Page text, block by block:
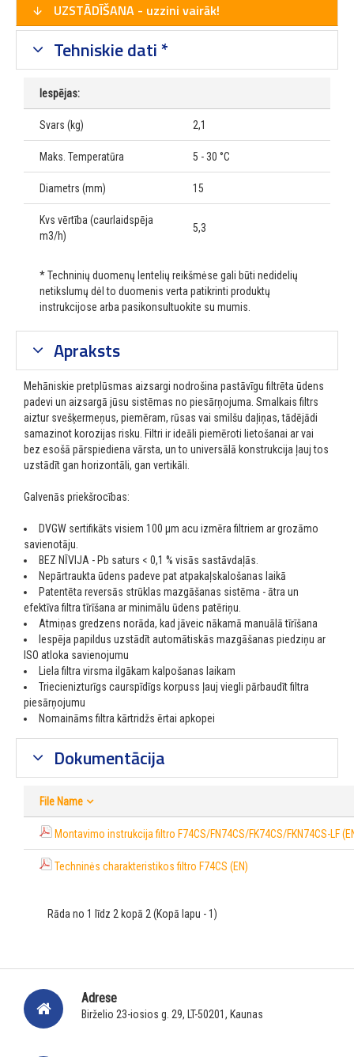
UZSTĀDĪŠANA - uzzini vairāk!
Tehniskie dati *
Iespējas:
Svars (kg) 2,1
Maks. Temperatūra 5 - 30 °C
Diametrs (mm) 15
Kvs vērtība (caurlaidspēja
m3/h)
5,3
* Techninių duomenų lentelių reikšmėse gali būti nedidelių
netikslumų dėl to duomenis verta patikrinti produktų
instrukcijose arba pasikonsultuokite su mumis.
Apraksts
Mehāniskie pretplūsmas aizsargi nodrošina pastāvīgu filtrēta ūdens
padevi un aizsargā jūsu sistēmas no piesārņojuma. Smalkais filtrs
aiztur svešķermeņus, piemēram, rūsas vai smilšu daļiņas, tādējādi
samazinot korozijas risku. Filtri ir ideāli piemēroti lietošanai ar vai
bez esošā pārspiediena vārsta, un to universālā konstrukcija ļauj tos
uzstādīt gan horizontāli, gan vertikāli.
Galvenās priekšrocības:
DVGW sertifikāts visiem 100 μm acu izmēra filtriem ar grozāmo
savienotāju.
BEZ NĪVIJA - Pb saturs < 0,1 % visās sastāvdaļās.
Nepārtraukta ūdens padeve pat atpakaļskalošanas laikā
Patentēta reversās strūklas mazgāšanas sistēma - ātra un
efektīva filtra tīrīšana ar minimālu ūdens patēriņu.
Atmiņas gredzens norāda, kad jāveic nākamā manuālā tīrīšana
Iespēja papildus uzstādīt automātiskās mazgāšanas piedziņu ar
ISO atloka savienojumu
Liela filtra virsma ilgākam kalpošanas laikam
Triecienizturīgs caurspīdīgs korpuss ļauj viegli pārbaudīt filtra
piesārņojumu
Nomaināms filtra kārtridžs ērtai apkopei
Dokumentācija
File Name
Montavimo instrukcija filtro F74CS/FN74CS/FK74CS/FKN74CS-LF
Techninės charakteristikos filtro F74CS (EN)
Rāda no 1 līdz 2 kopā 2 (Kopā lapu - 1)
Adrese
Birželio 23-iosios g. 29, LT-50201, Kaunas